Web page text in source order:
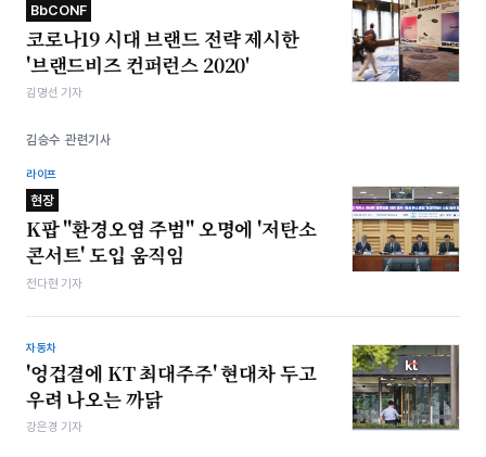
BbCONF
코로나19 시대 브랜드 전략 제시한
'브랜드비즈 컨퍼런스 2020'
김명선 기자
김승수 관련기사
라이프
현장
K팝 "환경오염 주범" 오명에 '저탄소
콘서트' 도입 움직임
전다현 기자
자동차
'엉겁결에 KT 최대주주' 현대차 두고
우려 나오는 까닭
강은경 기자